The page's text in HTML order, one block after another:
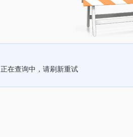
正在查询中，请刷新重试